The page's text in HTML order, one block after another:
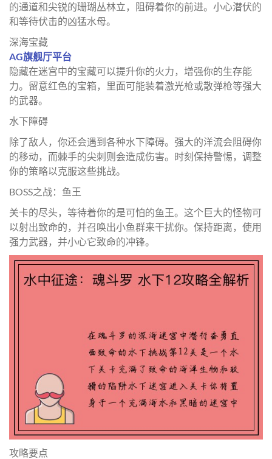
的通道和尖锐的珊瑚丛林立，阻碍着你的前进。小心潜伏的
和等待伏击的凶猛水母。
深海宝藏
AG旗舰厅平台
隐藏在迷宫中的宝藏可以提升你的火力，增强你的生存能
力。留意红色的宝箱，里面可能装着激光枪或散弹枪等强大
的武器。
水下障碍
除了敌人，你还会遇到各种水下障碍。强大的洋流会阻碍你
的移动，而棘手的尖刺则会造成伤害。时刻保持警惕，调整
你的策略以克服这些挑战。
BOSS之战：鱼王
关卡的尽头，等待着你的是可怕的鱼王。这个巨大的怪物可
以射出致命的，并召唤出小鱼群来干扰你。保持距离，使用
强力武器，并小心它致命的冲锋。
攻略要点